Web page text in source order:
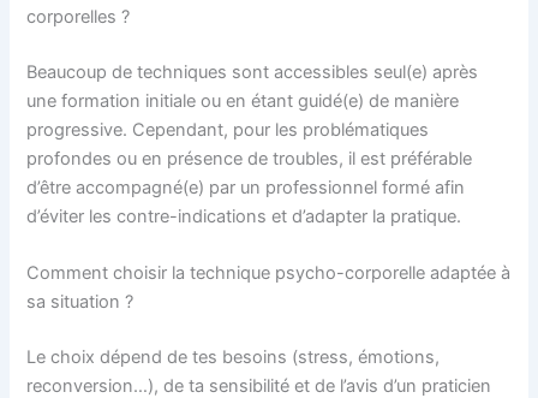
corporelles ?
Beaucoup de techniques sont accessibles seul(e) après
une formation initiale ou en étant guidé(e) de manière
progressive. Cependant, pour les problématiques
profondes ou en présence de troubles, il est préférable
d’être accompagné(e) par un professionnel formé afin
d’éviter les contre-indications et d’adapter la pratique.
Comment choisir la technique psycho-corporelle adaptée à
sa situation ?
Le choix dépend de tes besoins (stress, émotions,
reconversion…), de ta sensibilité et de l’avis d’un praticien